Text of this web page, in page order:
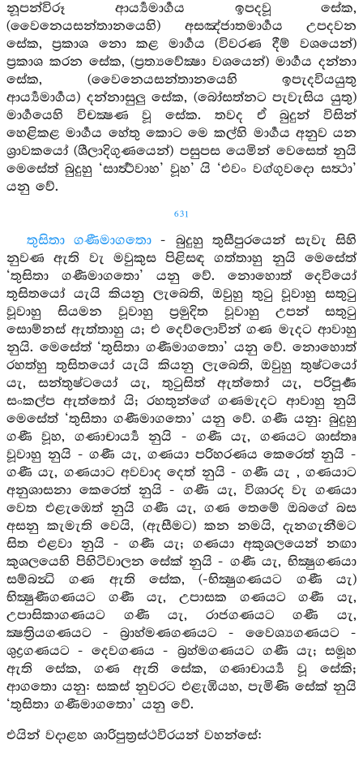
නූපන්විරූ ආර්‍ය්‍යමාර්‍ගය ඉපදවූ සේක,
(වෛනෙයසන්තානයෙහි) අසඤ්ජාතමාර්‍ගය උපදවන
සේක, ප්‍රකාශ නො කළ මාර්‍ගය (විවරණ දීම් වශයෙන්)
ප්‍රකාශ කරන සේක, (ප්‍රත්‍යවේක්‍ෂා වශයෙන්) මාර්‍ගය දන්නා
සේක, (වෛනෙයසන්තානයෙහි ඉපැදවියයුතු
ආර්‍ය්‍යමාර්‍ගය) දන්නාසුලු සේක, (බෝසත්නට පැවැසිය යුතු)
මාර්‍ගයෙහි විචක්‍ෂණ වූ සේක. තවද ඒ බුදුන් විසින්
හෙළිකළ මාර්‍ගය හේතු කොට මෙ කල්හි මාර්‍ගය අනුව යන
ශ්‍රාවකයෝ (ශීලාදිගුණයෙන්) පසුපස යෙමින් වෙසෙත් නුයි
මෙසේත් බුදුහු ‘සාර්‍ත්‍ථවාහ’ වූහ’ යි ‘එවං වග්ගුවදො සත්‍ථා’
යනු වේ.
631
තුසිතා ගණීමාගතො - බුදුහු තුසීපුරයෙන් සැවැ සිහි
නුවණ ඇති වැ මවුකුස පිළිසඳ ගත්තාහු නුයි මෙසේත්
‘තුසිතා ගණීමාගතො’ යනු වේ. නොහොත් දෙවියෝ
තුසිතයෝ යැයි කියනු ලැබෙති, ඔවුහු තුටු වූවාහු සතුටු
වූවාහු සියමන වූවාහු ප්‍රමුදිත වූවාහු උපන් සතුටු
සොම්නස් ඇත්තාහු ය; එ දෙව්ලොවින් ගණ මැදට ආවාහු
නුයි. මෙසේත් ‘තුසිතා ගණීමාගතො’ යනු වේ. නොහොත්
රහත්හු තුසිතයෝ යැයි කියනු ලැබෙති, ඔවුහු තුෂ්ටයෝ
යැ, සන්තුෂ්ටයෝ යැ, තුටුසිත් ඇත්තෝ යැ, පරිපූර්‍ණ
සංකල්ප ඇත්තෝ යි; රහතුන්ගේ ගණමැදට ආවාහු නුයි
මෙසේත් ‘තුසිතා ගණීමාගතො’ යනු වේ. ගණී යනු: බුදුහු
ගණී වූහ, ගණාචාර්‍ය්‍ය නුයි - ගණී යැ, ගණයට ශාස්තෘ
වූවාහු නුයි - ගණී යැ, ගණයා පරිහරණය කෙරෙත් නුයි -
ගණී යැ, ගණයාට අවවාද දෙත් නුයි - ගණී යැ , ගණයාට
අනුශාසනා කෙරෙත් නුයි - ගණී යැ, විශාරද වැ ගණයා
වෙත එළැඹෙත් නුයි ගණී යැ, ගණ තෙමේ ඔබගේ බස
අසනු කැමැති වෙයි, (ඇසීමට) කන නමයි, දැනගැනීමට
සිත එළවා නුයි - ගණී යැ; ගණයා අකුශලයෙන් නඟා
කුශලයෙහි පිහිටිවාලන සේක් නුයි - ගණී යැ, භික්‍ෂුගණයා
සම්බන්‍ධි ගණ ඇති සේක, (-භික්‍ෂුගණයට ගණී යැ)
භික්‍ෂුණීගණයට ගණී යැ, උපාසක ගණයට ගණී යැ,
උපාසිකාගණයට ගණී යැ, රාජගණයට ගණී යැ,
ක්‍ෂත්‍රියගණයට - බ්‍රාහ්මණගණයට - වෛශ්‍යගණයට -
ශුද්‍රගණයට - දෙවගණය - බ්‍රහ්මගණයට ගණී යැ; සමූහ
ඇති සේක, ගණ ඇති සේක, ගණාචාර්‍ය්‍ය වූ සේකි;
ආගතො යනු: සකස් නුවරට එළැඹියහ, පැමිණි සේක් නුයි
‘තුසිතා ගණීමාගතො’ යනු වේ.
එයින් වදාළහ ශාරිපුත්‍රස්ථවිරයන් වහන්සේ: